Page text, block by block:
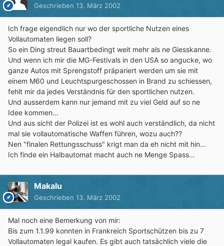
Geschrieben 13. März 2002
Ich frage eigendlich nur wo der sportliche Nutzen eines
Vollautomaten liegen soll?
So ein Ding streut Bauartbedingt weit mehr als ne Giesskanne.
Und wenn ich mir die MG-Festivals in den USA so angucke, wo
ganze Autos mit Sprengstoff präpariert werden um sie mit
einem M60 und Leuchtspurgeschossen in Brand zu schiessen,
fehlt mir da jedes Verständnis für den sportlichen nutzen.
Und ausserdem kann nur jemand mit zu viel Geld auf so ne
Idee kommen...
Und aus sicht der Polizei ist es wohl auch verständlich, da nicht
mal sie vollautomatische Waffen führen, wozu auch??
Nen "finalen Rettungsschuss" krigt man da eh nicht mit hin...
Ich finde ein Halbautomat macht auch ne Menge Spass...
Makalu
Geschrieben 13. März 2002
Mal noch eine Bemerkung von mir:
Bis zum 1.1.99 konnten in Frankreich Sportschützen bis zu 7
Vollautomaten legal kaufen. Es gibt auch tatsächlich viele die